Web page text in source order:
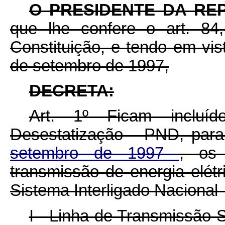
O PRESIDENTE DA
que lhe confere o art.
Constituição, e tendo em
de setembro de 1997,
DECRETA:
Art. 1º Ficam
Desestatização - PND,
setembro de 1997, os
transmissão de energia
Sistema Interligado Nacional
I - Linha de Transmissão